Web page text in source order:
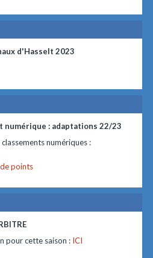
d'Hasselt 2023
numérique : adaptations 22/23
numériques :
points
pour cette saison : ICI